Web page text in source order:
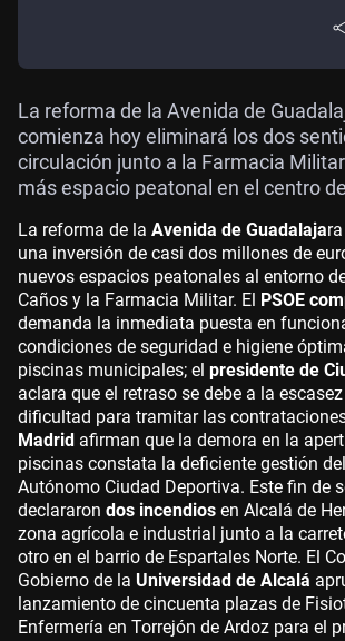
La reforma de la Avenida de
comienza hoy eliminará los dos
circulación junto a la Farmacia
más espacio peatonal en el centro
La reforma de la Avenida de Guadalaja
una inversión de casi dos millones de
nuevos espacios peatonales al entorno
Caños y la Farmacia Militar. El PSOE
demanda la inmediata puesta en
condiciones de seguridad e higiene
piscinas municipales; el presidente de
aclara que el retraso se debe a la
dificultad para tramitar las
Madrid afirman que la demora en la
piscinas constata la deficiente gestión
Autónomo Ciudad Deportiva. Este fin de
declararon dos incendios en Alcalá de
zona agrícola e industrial junto a la
otro en el barrio de Espartales Norte. El
Gobierno de la Universidad de Alcalá
lanzamiento de cincuenta plazas de
Enfermería en Torrejón de Ardoz para el